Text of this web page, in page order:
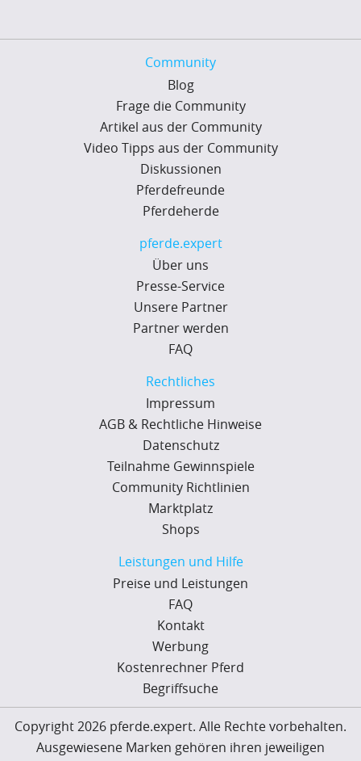
Community
Blog
Frage die Community
Artikel aus der Community
Video Tipps aus der Community
Diskussionen
Pferdefreunde
Pferdeherde
pferde.expert
Über uns
Presse-Service
Unsere Partner
Partner werden
FAQ
Rechtliches
Impressum
AGB & Rechtliche Hinweise
Datenschutz
Teilnahme Gewinnspiele
Community Richtlinien
Marktplatz
Shops
Leistungen und Hilfe
Preise und Leistungen
FAQ
Kontakt
Werbung
Kostenrechner Pferd
Begriffsuche
Copyright 2026 pferde.expert. Alle Rechte vorbehalten.
Ausgewiesene Marken gehören ihren jeweiligen